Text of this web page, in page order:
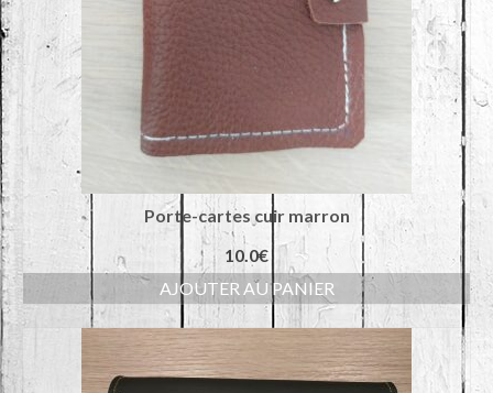
Porte-cartes cuir marron
10.0€
AJOUTER AU PANIER